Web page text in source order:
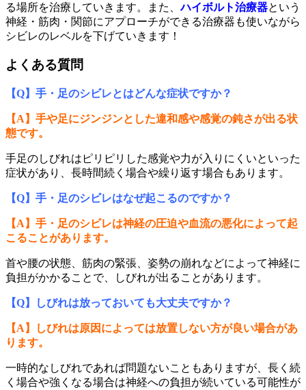
る場所を治療していきます。また、ハイボルト治療器という
神経・筋肉・関節にアプローチができる治療器も使いながら
シビレのレベルを下げていきます！
よくある質問
【Q】手・足のシビレとはどんな症状ですか？
【A】手や足にジンジンとした違和感や感覚の鈍さが出る状
態です。
手足のしびれはピリピリした感覚や力が入りにくいといった
症状があり、長時間続く場合や繰り返す場合もあります。
【Q】手・足のシビレはなぜ起こるのですか？
【A】手・足のシビレは神経の圧迫や血流の悪化によって起
こることがあります。
首や腰の状態、筋肉の緊張、姿勢の崩れなどによって神経に
負担がかかることで、しびれが出ることがあります。
【Q】しびれは放っておいても大丈夫ですか？
【A】しびれは原因によっては放置しない方が良い場合があ
ります。
一時的なしびれであれば問題ないこともありますが、長く続
く場合や強くなる場合は神経への負担が続いている可能性が